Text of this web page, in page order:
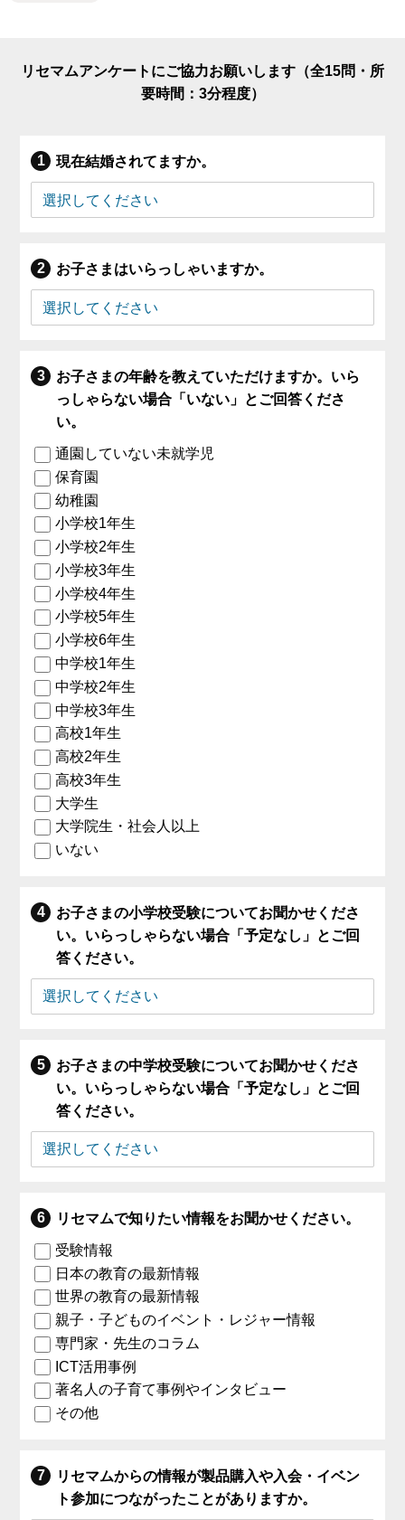
リセマムアンケートにご協力お願いします（全15問・所
要時間：3分程度）
現在結婚されてますか。
お子さまはいらっしゃいますか。
お子さまの年齢を教えていただけますか。いら
っしゃらない場合「いない」とご回答くださ
い。
通園していない未就学児
保育園
幼稚園
小学校1年生
小学校2年生
小学校3年生
小学校4年生
小学校5年生
小学校6年生
中学校1年生
中学校2年生
中学校3年生
高校1年生
高校2年生
高校3年生
大学生
大学院生・社会人以上
いない
お子さまの小学校受験についてお聞かせくださ
い。いらっしゃらない場合「予定なし」とご回
答ください。
お子さまの中学校受験についてお聞かせくださ
い。いらっしゃらない場合「予定なし」とご回
答ください。
リセマムで知りたい情報をお聞かせください。
受験情報
日本の教育の最新情報
世界の教育の最新情報
親子・子どものイベント・レジャー情報
専門家・先生のコラム
ICT活用事例
著名人の子育て事例やインタビュー
その他
リセマムからの情報が製品購入や入会・イベン
ト参加につながったことがありますか。